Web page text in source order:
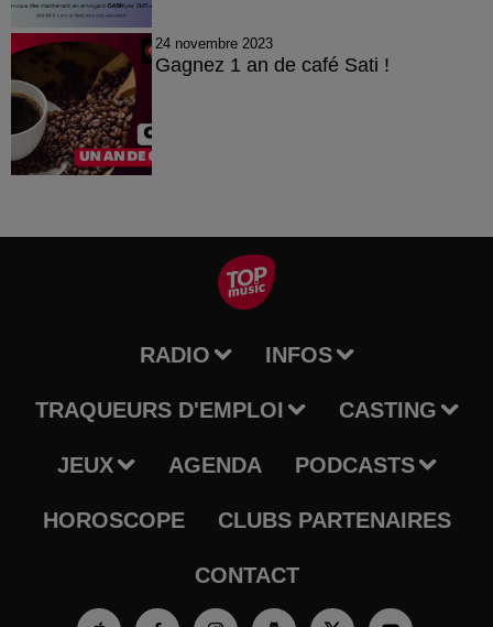
24 novembre 2023
Gagnez 1 an de café Sati !
RADIO INFOS
TRAQUEURS D'EMPLOI CASTING
JEUX AGENDA PODCASTS
HOROSCOPE CLUBS PARTENAIRES
CONTACT